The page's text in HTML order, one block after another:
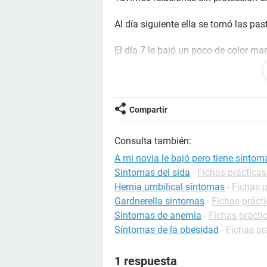
Al día siguiente ella se tomó las
El día 7 le bajó un poco de color
El día 8 le comenzó a bajar de
Su periodo o le digo
Pero estas últimas semanas ha
Le duelen los pechos, la punta de el
Su panza la siente más dura de lo
Tiene náuseas
Compartir
Consulta también:
A mi novia le bajó pero tiene
Sintomas del sida - Fichas
Hernia umbilical síntomas - Fichas
Gardnerella sintomas - Fichas
Sintomas de anemia - Fichas
Síntomas de la obesidad - Fichas
1 respuesta